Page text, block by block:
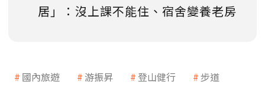
居」：沒上課不能住、宿舍變養老房
國內旅遊 游振昇 登山健行
步道